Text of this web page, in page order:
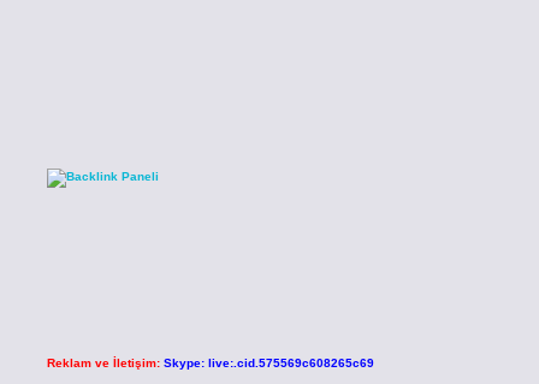
Reklam ve İletişim: Skype: live:.cid.575569c608265c69